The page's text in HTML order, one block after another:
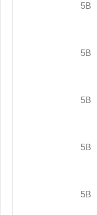
5B
5B
5B
5B
5B